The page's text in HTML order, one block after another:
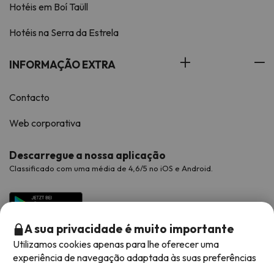
Hotéis em Boí Taüll
Hotéis na Serra da Estrela
INFORMAÇÃO EXTRA
Contacto
Web corporativa
Descarregue a nossa aplicação
Classificado com uma média de 4,6/5 no iOS e Android.
A sua privacidade é muito importante
Utilizamos cookies apenas para lhe oferecer uma
experiência de navegação adaptada às suas preferências